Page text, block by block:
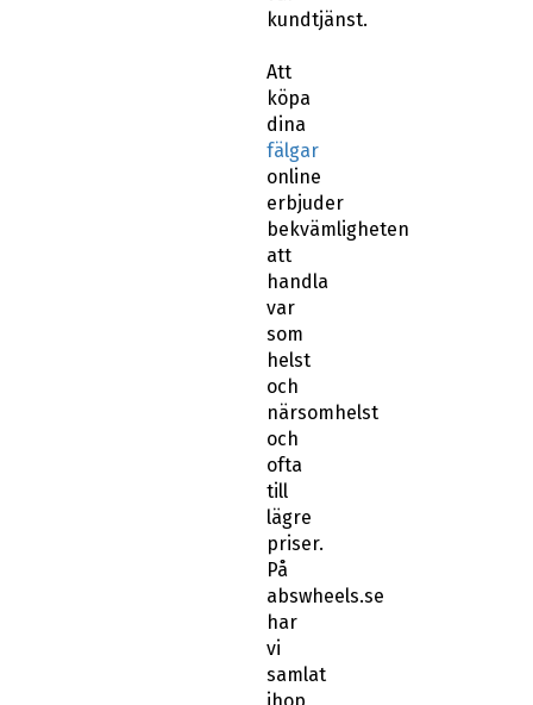
kundtjänst.
Att
köpa
dina
fälgar
online
erbjuder
bekvämligheten
att
handla
var
som
helst
och
närsomhelst
och
ofta
till
lägre
priser.
På
abswheels.se
har
vi
samlat
ihop